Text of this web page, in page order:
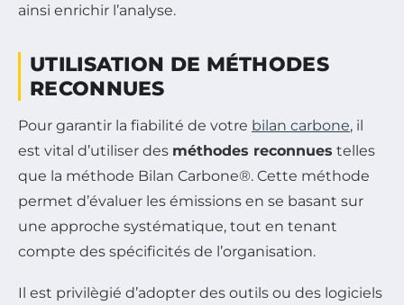
ainsi enrichir l’analyse.
UTILISATION DE MÉTHODES
RECONNUES
Pour garantir la fiabilité de votre bilan carbone, il
est vital d’utiliser des méthodes reconnues telles
que la méthode Bilan Carbone®. Cette méthode
permet d’évaluer les émissions en se basant sur
une approche systématique, tout en tenant
compte des spécificités de l’organisation.
Il est privilègié d’adopter des outils ou des logiciels